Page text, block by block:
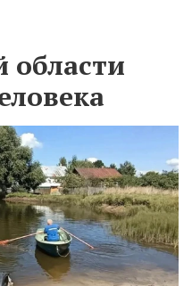
области